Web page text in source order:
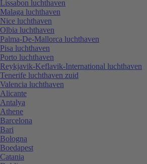
Lissabon luchthaven
Malaga luchthaven
Nice luchthaven
Olbia luchthaven
Palma-De-Mallorca luchthaven
Pisa luchthaven
Porto luchthaven
Reykjavik-Keflavik-International luchthaven
Tenerife luchthaven zuid
Valencia luchthaven
Alicante
Antalya
Athene
Barcelona
Bari
Bologna
Boedapest
Catania